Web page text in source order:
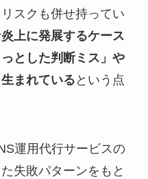
スクも併せ持ってい
上に発展するケース
とした判断ミス」や
まれている という点
運用代行サービスの
失敗パターンをもと